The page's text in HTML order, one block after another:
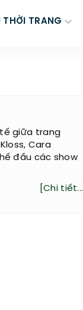
THỜI TRANG
tế giữa trang
Cara
đầu các show
[Chi tiết...]